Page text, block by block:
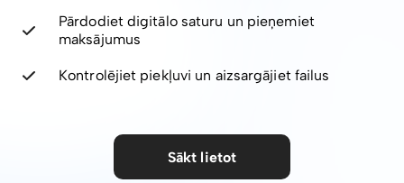
Pārdodiet digitālo saturu un pieņemiet
maksājumus
Kontrolējiet piekļuvi un aizsargājiet failus
Sākt lietot